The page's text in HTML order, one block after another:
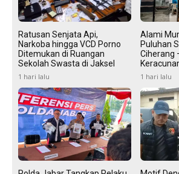
Ratusan Senjata Api,
Narkoba hingga VCD Porno
Ditemukan di Ruangan
Sekolah Swasta di Jaksel
1 hari lalu
Alami
Puluhan
Ciherang
1 hari lalu